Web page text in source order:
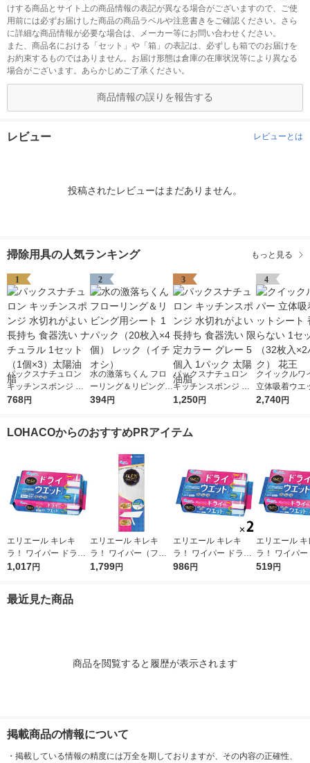
けする商品とサイト上の商品情報の表記が異なる場合がございますので、ご使
用前には必ずお届けした商品の商品ラベルや注意書きをご確認ください。さら
に詳細な商品情報が必要な場合は、メーカー等にお問い合わせください。
また、商品名における「セット」や「箱」の表記は、必ずしも箱でのお届けを
お約束するものではありません。お届け形態は倉庫の在庫状況等により異なる
場合がございます。あらかじめご了承ください。
商品情報の誤りを報告する
レビュー レビューとは
投稿されたレビューはまだありません。
掃除用具の人気ランキング もっと見る
1
パックスナチュロン
キッチンスポンジ 水
切れがよい 長持ち 食
油脂
768円
2
水の激落ちくん フロ
ーリング＆リビング用
シート 1パック（20枚
394円
3
パックスナチュロン
キッチンスポンジ 水
切れがよい 長持ち 食
陽油脂
1,250円
4
クイックルワ
立体吸着ウエ
ト 香り残らな
2,740円
LOHACOからのおすすめPRアイテム
エリエール キレキ
ラ！ ワイパー ドライ
×ウエットシート 1パ
1,017円
エリエール キレキ
ラ！ ワイパー（フロ
ーリングワイパー）
1,799円
エリエール キレキ
ラ！ ワイパー ドライ
×ウエットシート 1セ
986円
エリエール キ
ラ！ ワイパ
×ウエットシ
519円
最近見た商品
商品を閲覧すると履歴が表示されます
掲載商品の情報について
・ 掲載している情報の精度には万全を期しておりますが、その内容の正確性、